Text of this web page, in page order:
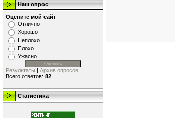
Наш опрос
Оцените мой сайт
Отлично
Хорошо
Неплохо
Плохо
Ужасно
Результаты | Архив опросов
Всего ответов: 82
Статистика